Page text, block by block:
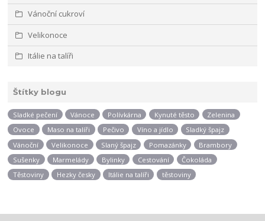
Vánoční cukroví
Velikonoce
Itálie na talíři
Štítky blogu
Sladké pečení Vánoce Polívkárna Kynuté těsto
Zelenina
Ovoce
Maso na talíři Pečivo Víno a jídlo
Sladký špajz
Vánoční
Velikonoce Slaný špajz Pomazánky
Brambory
Sušenky
Marmelády Bylinky Cestování
Čokoláda
Těstoviny
Hezky česky Itálie na talíři těstoviny